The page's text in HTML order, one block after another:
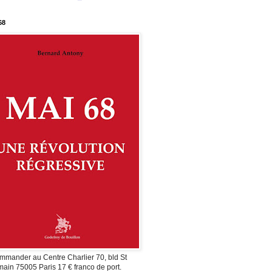
au Centre Charlier 70, bld St
75005 Paris 17 € franco de port.